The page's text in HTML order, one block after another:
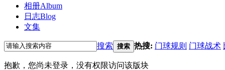
相册Album
日志Blog
文集
搜索 搜索 热搜: 门球规则 门球战术
抱歉，您尚未登录，没有权限访问该版块